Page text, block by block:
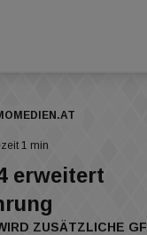
1 min
erweitert
ZUSÄTZLICHE GF